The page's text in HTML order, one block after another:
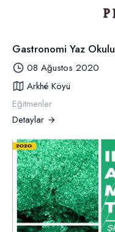
Gastronomi Yaz Okulu
08 Ağustos 2020
Arkhé Köyü
Eğitmenler
Detaylar